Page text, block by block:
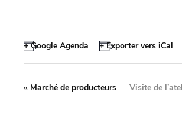
+ Google Agenda + Exporter vers iCal
« Marché de producteurs Visite de